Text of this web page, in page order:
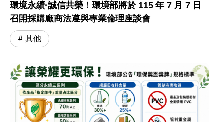
環境永續·誠信共榮！環境部將於 115 年 7 月 7 日
召開採購廠商法遵與專業倫理座談會
其他